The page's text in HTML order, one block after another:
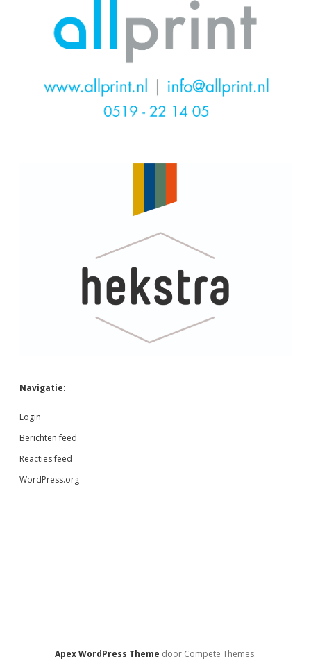
Navigatie:
Login
Berichten feed
Reacties feed
WordPress.org
Apex WordPress Theme door Compete Themes.